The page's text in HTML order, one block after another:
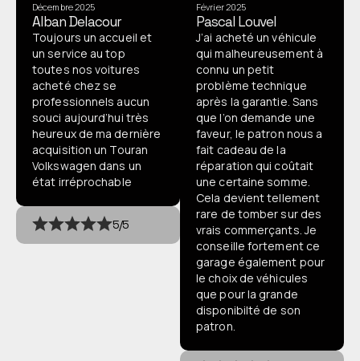
Décembre 2025
Alban Delacour
Toujours un accueil et
un service au top
toutes nos voitures
acheté chez se
professionnels aucun
souci aujourd’hui très
heureux de ma dernière
acquisition un Touran
Volkswagen dans un
état irréprochable
5/5
Février 2025
Pascal Louvel
J’ai acheté un véhicule
qui malheureusement à
connu un petit
problème technique
après la garantie. Sans
que l’on demande une
faveur, le patron nous a
fait cadeau de la
réparation qui coûtait
une certaine somme.
Cela devient tellement
rare de tomber sur des
vrais commerçants. Je
conseille fortement ce
garage également pour
le choix de véhicules
que pour la grande
disponibilté de son
patron.